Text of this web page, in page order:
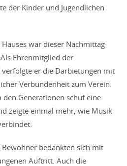
der Kinder und Jugendlichen
war dieser Nachmittag
Ehrenmitglied der
er die Darbietungen mit
Verbundenheit zum Verein.
den Generationen schuf eine
zeigte einmal mehr, wie Musik
bedankten sich mit
Auftritt. Auch die